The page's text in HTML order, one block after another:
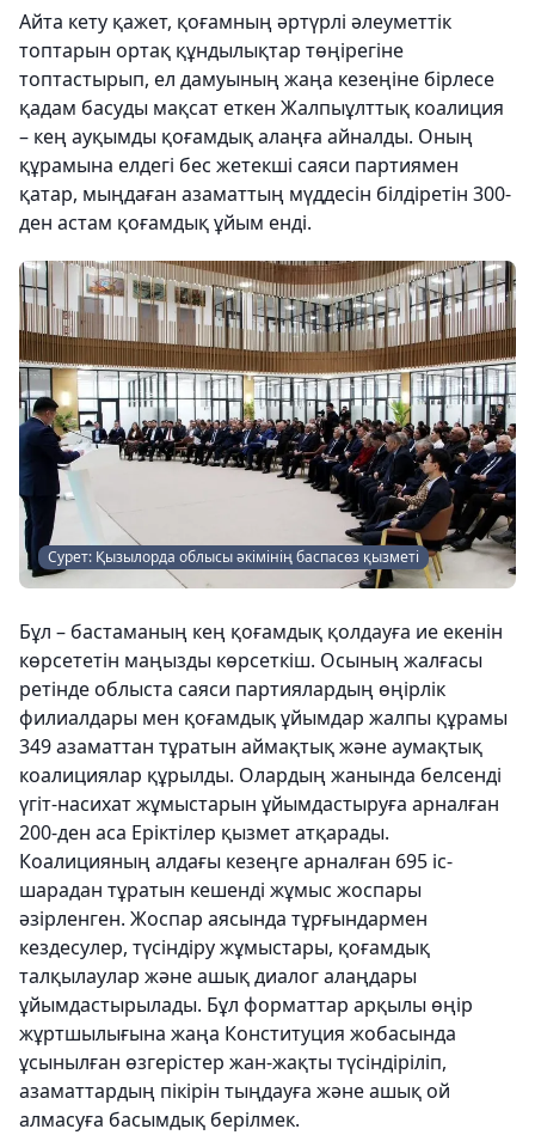
Айта кету қажет, қоғамның әртүрлі әлеуметтік
топтарын ортақ құндылықтар төңірегіне
топтастырып, ел дамуының жаңа кезеңіне бірлесе
қадам басуды мақсат еткен Жалпыұлттық коалиция
– кең ауқымды қоғамдық алаңға айналды. Оның
құрамына елдегі бес жетекші саяси партиямен
қатар, мыңдаған азаматтың мүддесін білдіретін 300-
ден астам қоғамдық ұйым енді.
Сурет: Қызылорда облысы әкімінің баспасөз қызметі
Бұл – бастаманың кең қоғамдық қолдауға ие екенін
көрсететін маңызды көрсеткіш. Осының жалғасы
ретінде облыста саяси партиялардың өңірлік
филиалдары мен қоғамдық ұйымдар жалпы құрамы
349 азаматтан тұратын аймақтық және аумақтық
коалициялар құрылды. Олардың жанында белсенді
үгіт-насихат жұмыстарын ұйымдастыруға арналған
200-ден аса Еріктілер қызмет атқарады.
Коалицияның алдағы кезеңге арналған 695 іс-
шарадан тұратын кешенді жұмыс жоспары
әзірленген. Жоспар аясында тұрғындармен
кездесулер, түсіндіру жұмыстары, қоғамдық
талқылаулар және ашық диалог алаңдары
ұйымдастырылады. Бұл форматтар арқылы өңір
жұртшылығына жаңа Конституция жобасында
ұсынылған өзгерістер жан-жақты түсіндіріліп,
азаматтардың пікірін тыңдауға және ашық ой
алмасуға басымдық берілмек.